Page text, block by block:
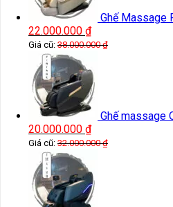
Ghế Massage
22.000.000 ₫
Giá cũ: 38.000.000₫
Ghế massage
20.000.000 ₫
Giá cũ: 32.000.000₫